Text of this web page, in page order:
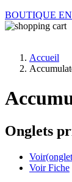
BOUTIQUE
Accueil
Onglets
Voir
Voir Fiche